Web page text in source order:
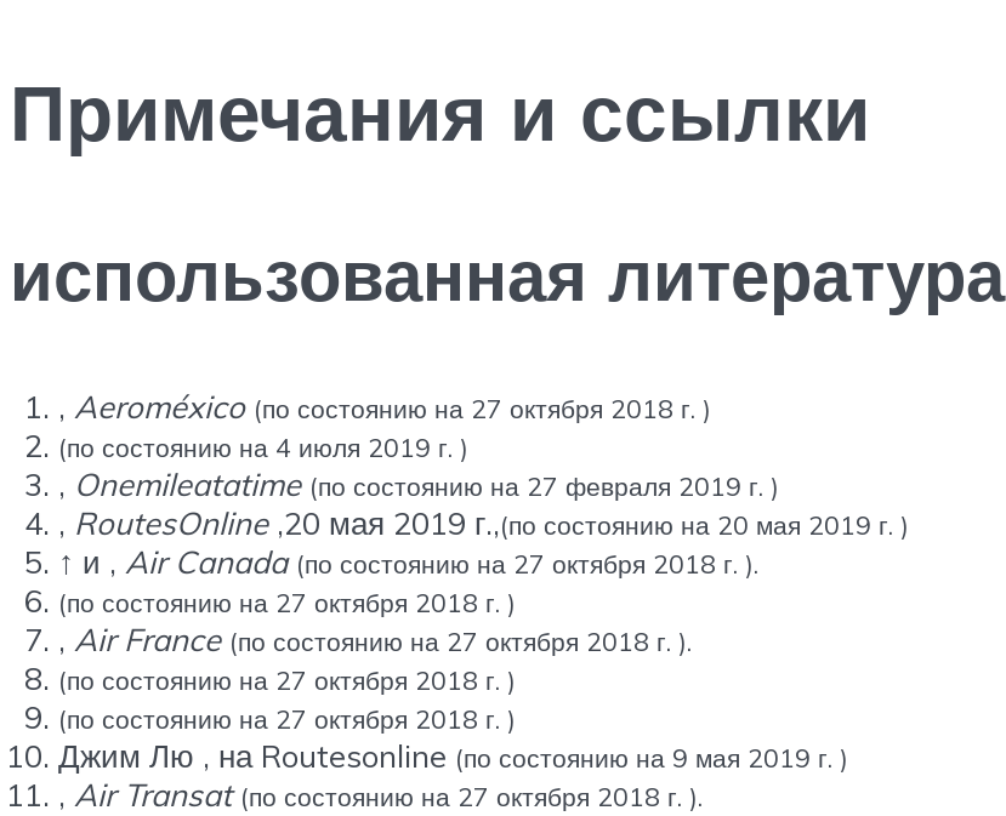
Примечания и ссылки
использованная литература
, Aeroméxico (по состоянию на 27 октября 2018 г. )
(по состоянию на 4 июля 2019 г. )
, Onemileatatime (по состоянию на 27 февраля 2019 г. )
, RoutesOnline,20 мая 2019 г.,(по состоянию на 20 мая 2019 г. )
↑ и , Air Canada (по состоянию на 27 октября 2018 г. ).
(по состоянию на 27 октября 2018 г. )
, Air France (по состоянию на 27 октября 2018 г. ).
(по состоянию на 27 октября 2018 г. )
(по состоянию на 27 октября 2018 г. )
Джим Лю , на Routesonline (по состоянию на 9 мая 2019 г. )
, Air Transat (по состоянию на 27 октября 2018 г. ).